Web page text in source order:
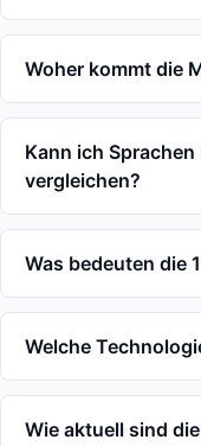
Woher kommt die
Kann ich
vergleichen?
Was bedeuten die
Welche
Wie aktuell sind